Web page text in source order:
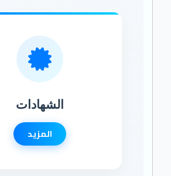
الشهادات
المزيد